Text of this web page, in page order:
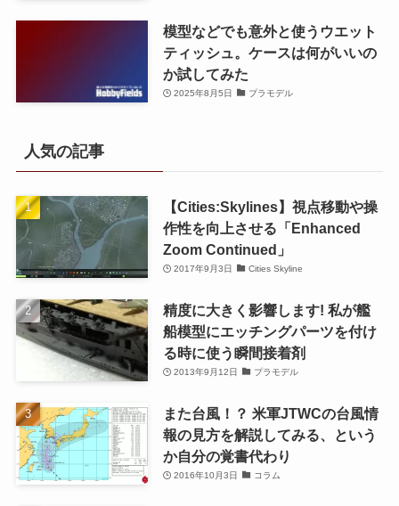
模型などでも意外と使うウエット
ティッシュ。ケースは何がいいの
か試してみた
2025年8月5日 プラモデル
人気の記事
【Cities:Skylines】視点移動や操
作性を向上させる「Enhanced
Zoom Continued」
2017年9月3日 Cities Skyline
精度に大きく影響します! 私が艦
船模型にエッチングパーツを付け
る時に使う瞬間接着剤
2013年9月12日 プラモデル
また台風！？ 米軍JTWCの台風情
報の見方を解説してみる、という
か自分の覚書代わり
2016年10月3日 コラム